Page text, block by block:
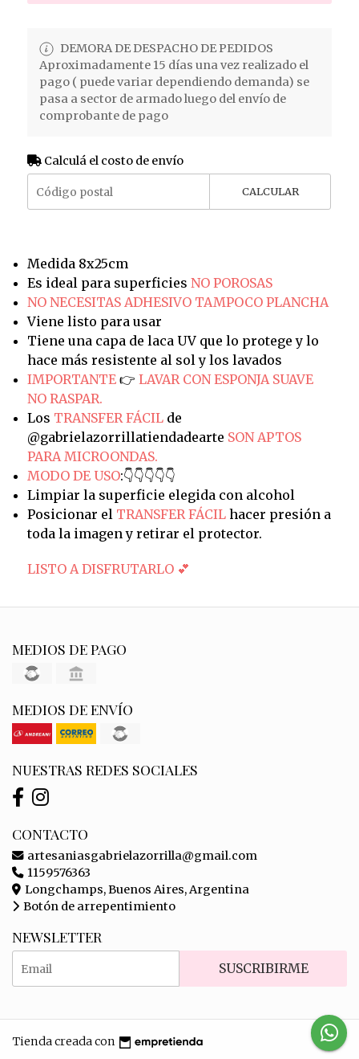
DEMORA DE DESPACHO DE PEDIDOS
Aproximadamente 15 días una vez realizado el
pago ( puede variar dependiendo demanda) se
pasa a sector de armado luego del envío de
comprobante de pago
Calculá el costo de envío
CALCULAR
Medida 8x25cm
Es ideal para superficies NO POROSAS
NO NECESITAS ADHESIVO TAMPOCO PLANCHA
Viene listo para usar
Tiene una capa de laca UV que lo protege y lo
hace más resistente al sol y los lavados
IMPORTANTE 👉 LAVAR CON ESPONJA SUAVE
NO RASPAR.
Los TRANSFER FÁCILde
@gabrielazorrillatiendadearte SON APTOS
PARA MICROONDAS.
MODO DE USO:👇👇👇👇👇
Limpiar la superficie elegida con alcohol
Posicionar el TRANSFER FÁCILhacer presión a
toda la imagen y retirar el protector.
LISTO A DISFRUTARLO 💕
MEDIOS DE PAGO
MEDIOS DE ENVÍO
NUESTRAS REDES SOCIALES
CONTACTO
artesaniasgabrielazorrilla@gmail.com
1159576363
Longchamps, Buenos Aires, Argentina
Botón de arrepentimiento
NEWSLETTER
SUSCRIBIRME
Tienda creada con